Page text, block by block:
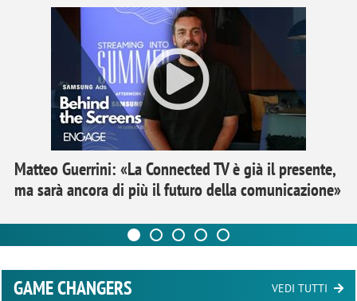
Matteo Guerrini: «La Connected TV è già il presente,
ma sarà ancora di più il futuro della comunicazione»
GAME CHANGERS VEDI TUTTI